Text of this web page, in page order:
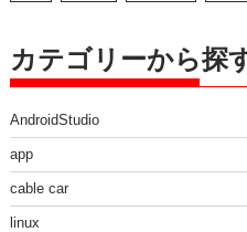
カテゴリーから探
AndroidStudio
app
cable car
linux